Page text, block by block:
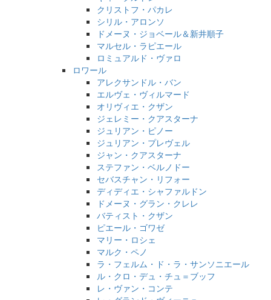
クリストフ・パカレ
シリル・アロンソ
ドメーヌ・ジョベール＆新井順子
マルセル・ラピエール
ロミュアルド・ヴァロ
ロワール
アレクサンドル・バン
エルヴェ・ヴィルマード
オリヴィエ・クザン
ジェレミー・クアスターナ
ジュリアン・ピノー
ジュリアン・プレヴェル
ジャン・クアスターナ
ステファン・ベルノドー
セバスチャン・リフォー
ディディエ・シャファルドン
ドメーヌ・グラン・クレレ
バティスト・クザン
ピエール・ゴワゼ
マリー・ロシェ
マルク・ペノ
ラ・フェルム・ド・ラ・サンソニエール
ル・クロ・デュ・チュ＝ブッフ
レ・ヴァン・コンテ